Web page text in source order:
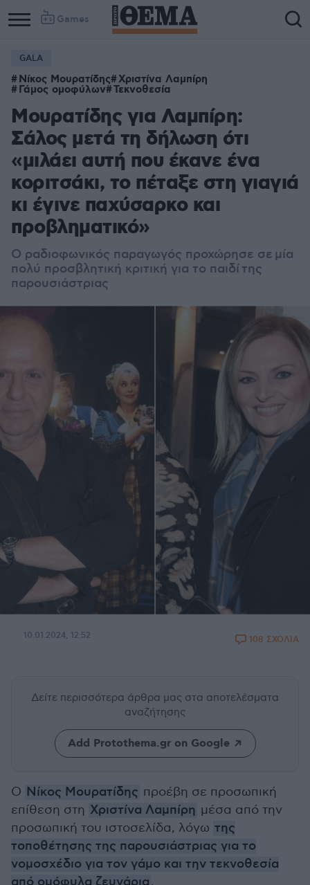
Games
GALA
Νίκος Μουρατίδης Χριστίνα Λαμπίρη
Γάμος ομοφύλων Τεκνοθεσία
Μουρατίδης για Λαμπίρη:
Σάλος μετά τη δήλωση ότι
«μιλάει αυτή που έκανε ένα
κοριτσάκι, το πέταξε στη γιαγιά
κι έγινε παχύσαρκο και
προβληματικό»
Ο ραδιοφωνικός παραγωγός προχώρησε σε μία
πολύ προσβλητική κριτική για το παιδί της
παρουσιάστριας
10.01.2024, 12:52 108 ΣΧΟΛΙΑ
Δείτε περισσότερα άρθρα μας στα αποτελέσματα
αναζήτησης
Add Protothema.gr on Google
Ο Νίκος Μουρατίδης προέβη σε προσωπική
επίθεση στη Χριστίνα Λαμπίρη μέσα από την
προσωπική του ιστοσελίδα, λόγω της
τοποθέτησης της παρουσιάστριας για το
νομοσχέδιο για τον γάμο και την τεκνοθεσία
.